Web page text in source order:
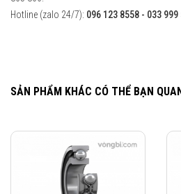
Hotline (zalo 24/7): 096 123 8558 - 033
SẢN PHẨM KHÁC CÓ THỂ BẠN